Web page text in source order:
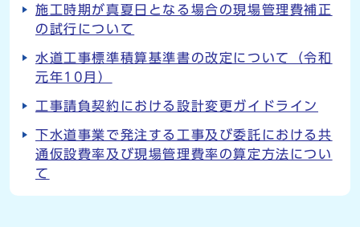
施工時期が真夏日となる場合の現場管理費補正
の試行について
水道工事標準積算基準書の改定について（令和
元年10月）
工事請負契約における設計変更ガイドライン
下水道事業で発注する工事及び委託における共
通仮設費率及び現場管理費率の算定方法につい
て